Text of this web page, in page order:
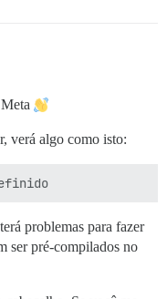
verá algo como isto:
problemas para fazer
ser pré-compilados no